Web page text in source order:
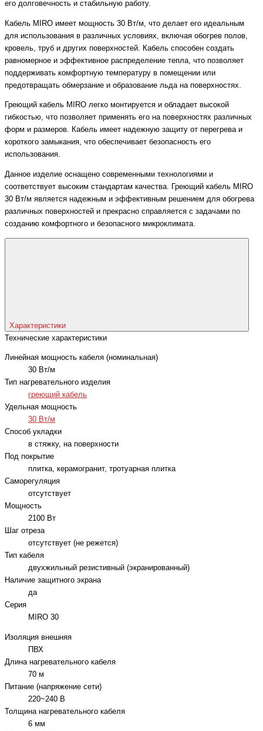
его долговечность и стабильную работу.
Кабель MIRO имеет мощность 30 Вт/м, что делает его идеальным
для использования в различных условиях, включая обогрев полов,
кровель, труб и других поверхностей. Кабель способен создать
равномерное и эффективное распределение тепла, что позволяет
поддерживать комфортную температуру в помещении или
предотвращать обмерзание и образование льда на поверхностях.
Греющий кабель MIRO легко монтируется и обладает высокой
гибкостью, что позволяет применять его на поверхностях различных
форм и размеров. Кабель имеет надежную защиту от перегрева и
короткого замыкания, что обеспечивает безопасность его
использования.
Данное изделие оснащено современными технологиями и
соответствует высоким стандартам качества. Греющий кабель MIRO
30 Вт/м является надежным и эффективным решением для обогрева
различных поверхностей и прекрасно справляется с задачами по
созданию комфортного и безопасного микроклимата.
Характеристики
Технические характеристики
Линейная мощность кабеля (номинальная)
30 Вт/м
Тип нагревательного изделия
греющий кабель
Удельная мощность
30 Вт/м
Способ укладки
в стяжку, на поверхности
Под покрытие
плитка, керамогранит, тротуарная плитка
Саморегуляция
отсутствует
Мощность
2100 Вт
Шаг отреза
отсутствует (не режется)
Тип кабеля
двухжильный резистивный (экранированный)
Наличие защитного экрана
да
Серия
MIRO 30
Изоляция внешняя
ПВХ
Длина нагревательного кабеля
70 м
Питание (напряжение сети)
220~240 В
Толщина нагревательного кабеля
6 мм